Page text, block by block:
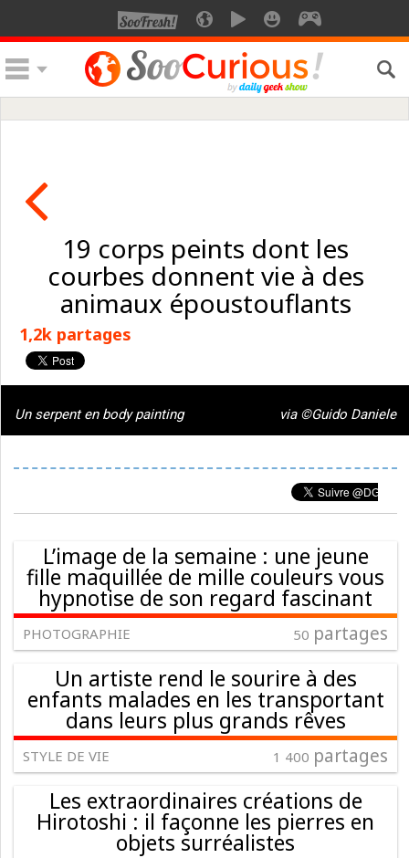
19 corps peints dont les
courbes donnent vie à des
animaux époustouflants
1,2k partages
Un serpent en body painting via ©Guido Daniele
L’image de la semaine : une jeune
fille maquillée de mille couleurs vous
hypnotise de son regard fascinant
PHOTOGRAPHIE 50 partages
Un artiste rend le sourire à des
enfants malades en les transportant
dans leurs plus grands rêves
STYLE DE VIE 1 400 partages
Les extraordinaires créations de
Hirotoshi : il façonne les pierres en
objets surréalistes